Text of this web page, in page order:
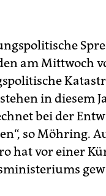
am Mittwoch
in diesem
bei der
so Möhring.
hat vor einer